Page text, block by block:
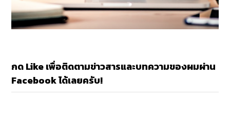
กด Like เพื่อติดตามข่าวสารและบทความของผมผ่าน
Facebook ได้เลยครับ!